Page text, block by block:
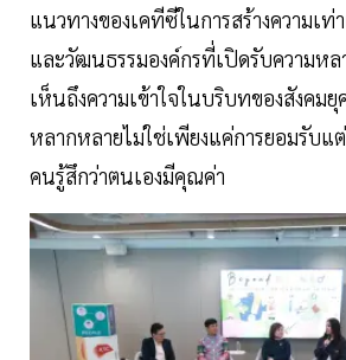
แนวทางของเคทีซีในการสร้างความเท่
และวัฒนธรรมองค์กรที่เปิดรับความห
เห็นถึงความเข้าใจในบริบทของสังคม
หลากหลายไม่ใช่เพียงแค่การยอมรับแ
คนรู้สึกว่าตนเองมีคุณค่า